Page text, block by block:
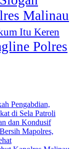
Malinau
Itu Keren
Polres
Pengabdian,
di Sela Patroli
dan Kondusif
Mapolres,